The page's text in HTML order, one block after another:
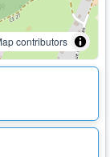
contributors